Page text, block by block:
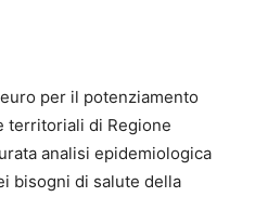
per il potenziamento
territoriali di Regione
analisi epidemiologica
bisogni di salute della